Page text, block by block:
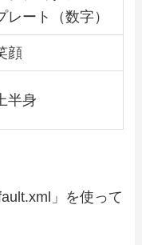
レート（数字）
顔
半身
」を使って